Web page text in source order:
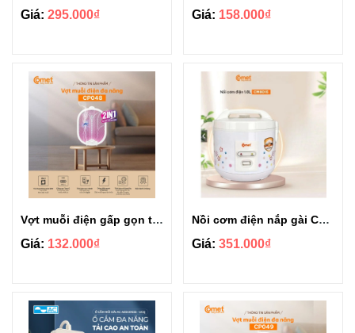
Giá: 295.000₫ Giá: 158.000₫
Vợt muỗi điện gấp gọn thông minh đa năng Comet CP048
Giá: 132.000₫
Nồi cơm điện nắp gài Comet CM8015 1.8L
Giá: 351.000₫